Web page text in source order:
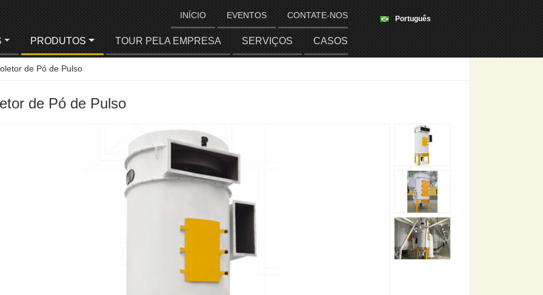
Português
INÍCIO EVENTOS CONTATE-NOS
PRODUTOS TOUR PELA EMPRESA SERVIÇOS CASOS
de Pó de Pulso
de Pó de Pulso